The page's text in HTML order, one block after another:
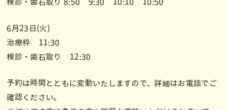
6月23日(火)
治療枠 11:30
検診・歯石取り 12:30
予約は時間とともに変動いたしますので、詳細はお電話でご
確認ください。